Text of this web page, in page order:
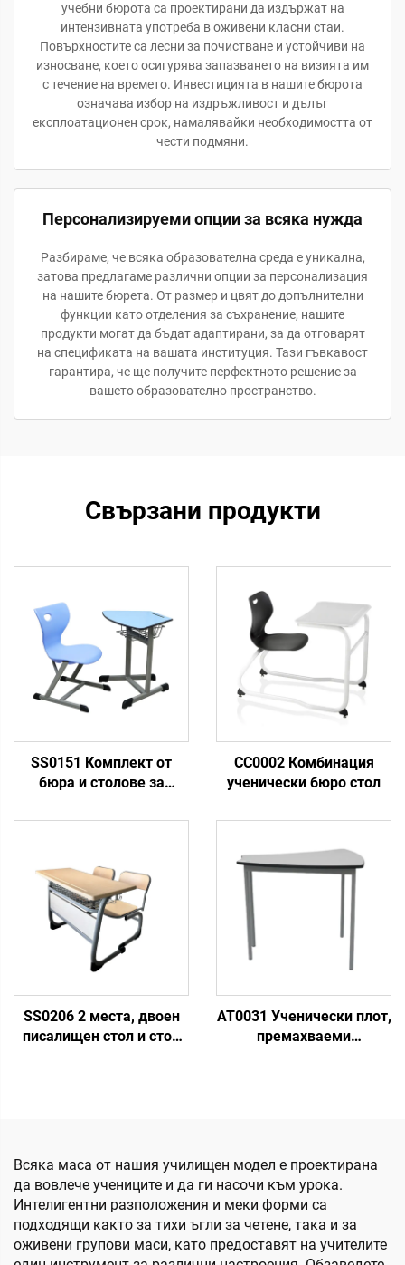
учебни бюрота са проектирани да издържат на
интензивната употреба в оживени класни стаи.
Повърхностите са лесни за почистване и устойчиви на
износване, което осигурява запазването на визията им
с течение на времето. Инвестицията в нашите бюрота
означава избор на издръжливост и дълъг
експлоатационен срок, намалявайки необходимостта от
чести подмяни.
Персонализируеми опции за всяка нужда
Разбираме, че всяка образователна среда е уникална,
затова предлагаме различни опции за персонализация
на нашите бюрета. От размер и цвят до допълнителни
функции като отделения за съхранение, нашите
продукти могат да бъдат адаптирани, за да отговарят
на спецификата на вашата институция. Тази гъвкавост
гарантира, че ще получите перфектното решение за
вашето образователно пространство.
Свързани продукти
SS0151 Комплект от
бюра и столове за
CC0002 Комбинация
ученически бюро стол
SS0206 2 места, двоен
писалищен стол и стол
AT0031 Ученически плот,
премахваеми
Всяка маса от нашия училищен модел е проектирана
да вовлече учениците и да ги насочи към урока.
Интелигентни разположения и меки форми са
подходящи както за тихи ъгли за четене, така и за
оживени групови маси, като предоставят на учителите